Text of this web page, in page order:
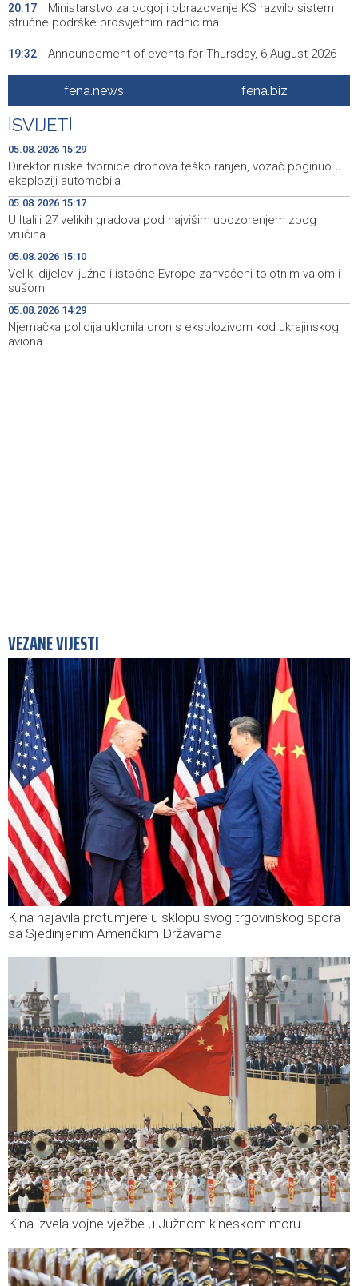
20:17
Ministarstvo za odgoj i obrazovanje KS razvilo sistem
stručne podrške prosvjetnim radnicima
19:32 Announcement of events for Thursday, 6 August 2026
Rise in electric scooter injuries among children; Biloš:
Head and facial injuries most common
19:25
Ministarstvo saobraćaja KS: Uskoro javna nabavka za
obnovu mosta u ulici Ive Andrića
19:15
Pomozi.ba pomaže Gazi - Od početka 2026. podijeljeno
40.000 toplih obroka, u augustu nove aktivnosti
19:12
Conference on representation of constituent peoples
and Others in BiH institutions on August 7
19:12
'Šetnica kulture' nastavljena modnom revijom i
predstavljanjem kozmetike
19:05
Prosecutor's Office indicts former Court of BiH
employee for alleged embezzlement
fena.news fena.biz
SVIJET
05.08.2026 15:29
Direktor ruske tvornice dronova teško ranjen, vozač poginuo u
eksploziji automobila
05.08.2026 15:17
U Italiji 27 velikih gradova pod najvišim upozorenjem zbog
vrućina
05.08.2026 15:10
Veliki dijelovi južne i istočne Evrope zahvaćeni tolotnim valom i
sušom
05.08.2026 14:29
Njemačka policija uklonila dron s eksplozivom kod ukrajinskog
aviona
VEZANE VIJESTI
Kina najavila protumjere u sklopu svog trgovinskog spora
sa Sjedinjenim Američkim Državama
Kina izvela vojne vježbe u Južnom kineskom moru